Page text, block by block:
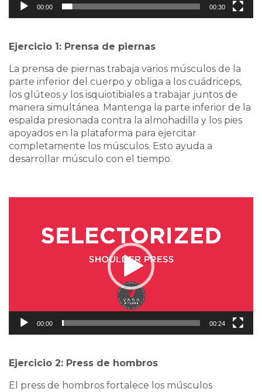
00:00 00:30
Ejercicio 1: Prensa de piernas
La prensa de piernas trabaja varios músculos de la
parte inferior del cuerpo y obliga a los cuádriceps,
los glúteos y los isquiotibiales a trabajar juntos de
manera simultánea. Mantenga la parte inferior de la
espalda presionada contra la almohadilla y los pies
apoyados en la plataforma para ejercitar
completamente los músculos. Esto ayuda a
desarrollar músculo con el tiempo.
00:00 00:24
Ejercicio 2: Press de hombros
El press de hombros fortalece los músculos